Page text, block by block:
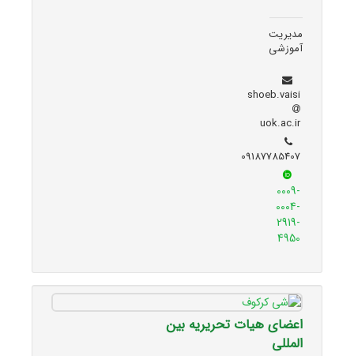
مدیریت
آموزشی
shoeb.vaisi
uok.ac.ir
09187785407
0009-
0004-
2919-
4950
اعضای هیات تحریریه بین
المللی